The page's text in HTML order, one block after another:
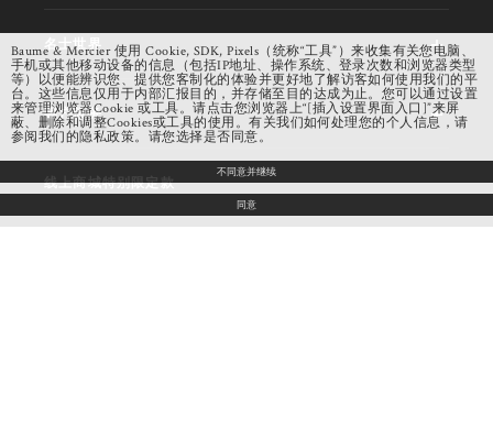
名士世界
客户服务
线上商城特别限定款
Baume & Mercier 使用 Cookie, SDK, Pixels（统称“工具”）来收集有关您电脑、
手机或其他移动设备的信息（包括IP地址、操作系统、登录次数和浏览器类型
等）以便能辨识您、提供您客制化的体验并更好地了解访客如何使用我们的平
台。这些信息仅用于内部汇报目的，并存储至目的达成为止。您可以通过设置
来管理浏览器Cookie 或工具。请点击您浏览器上“[插入设置界面入口]”来屏
蔽、删除和调整Cookies或工具的使用。有关我们如何处理您的个人信息，请
参阅我们的隐私政策。请您选择是否同意。
不同意并继续
同意